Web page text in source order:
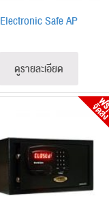
Electronic Safe AP
ดูรายละเอียด